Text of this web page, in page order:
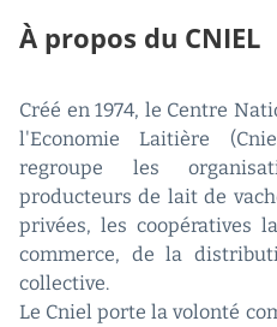
À propos du CNIEL
Créé en 1974, le Centre
l'Economie Laitière
regroupe les
producteurs de lait de
privées, les coopératives
commerce, de la
collective.
Le Cniel porte la volonté